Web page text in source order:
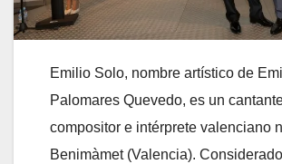
Emilio Solo, nombre artístico de
Palomares Quevedo, es un
compositor e intérprete valenciano
Benimàmet (Valencia).